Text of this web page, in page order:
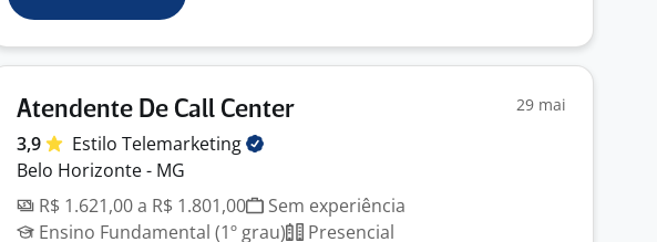
Atendente De Call Center 29 mai
3,9 Estilo Telemarketing
Belo Horizonte - MG
R$ 1.621,00 a R$ 1.801,00
Sem experiência
Ensino Fundamental (1º grau)
Presencial